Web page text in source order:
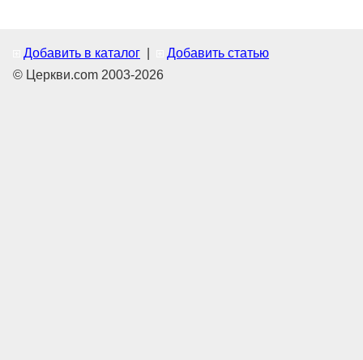
Добавить в каталог
Добавить статью
© Церкви.com 2003-2026